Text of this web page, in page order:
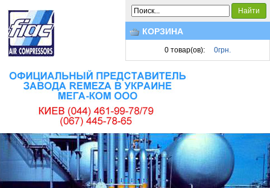
Найти
КОРЗИНА
0 товар(ов): 0грн.